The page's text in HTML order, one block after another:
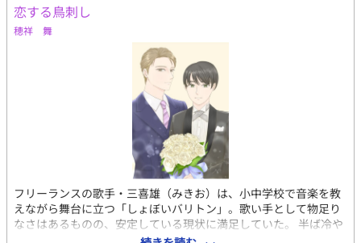
恋する鳥刺し
穂祥 舞
フリーランスの歌手・三喜雄（みきお）は、小中学校で音楽を教
えながら舞台に立つ「しょぼいバリトン」。歌い手として物足り
なさはあるものの、安定している現状に満足していた。 半ば冷や
かしで送った三喜雄のデモ音源が、全国チェーンのドーナツショ